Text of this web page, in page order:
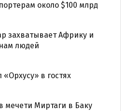
около $100 млрд
захватывает Африку и
людей
в гостях
мечети Миртаги в Баку